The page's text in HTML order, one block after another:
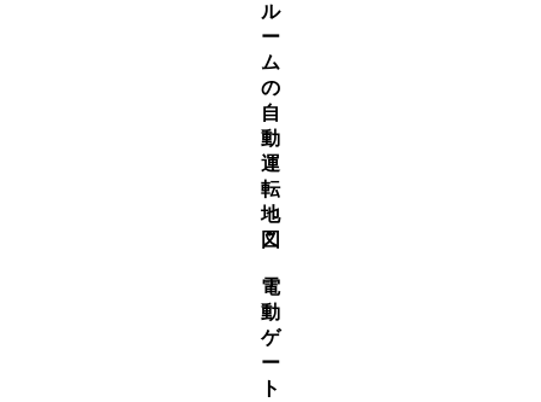
ル
ー
ム
の
自
動
運
転
地
図
電
動
ゲ
ー
ト